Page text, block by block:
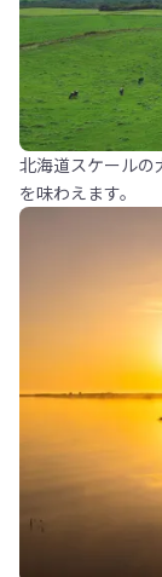
北海道スケールの
を味わえます。